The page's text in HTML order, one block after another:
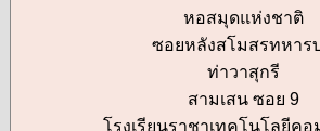
หอสมุดแห่งชาติ
ซอยหลังสโมสรทหาร
ท่าวาสุกรี
สามเสน ซอย 9
โรงเรียนราชาเทคโนโลยีคอ